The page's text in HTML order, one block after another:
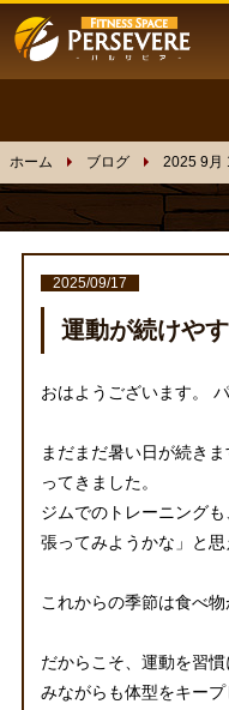
ホーム ブログ 2025 9月
2025/09/17
運動が続けや
おはようございます。
まだまだ暑い日が続き
ってきました。
ジムでのトレーニング
張ってみようかな」と思
これからの季節は食べ
だからこそ、運動を習
みながらも体型をキープ